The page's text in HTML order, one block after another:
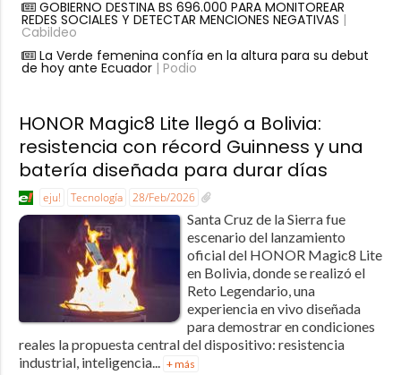
GOBIERNO DESTINA BS 696.000 PARA MONITOREAR
REDES SOCIALES Y DETECTAR MENCIONES NEGATIVAS |
Cabildeo
La Verde femenina confía en la altura para su debut
de hoy ante Ecuador| Podio
HONOR Magic8 Lite llegó a Bolivia:
resistencia con récord Guinness y una
batería diseñada para durar días
eju! Tecnología 28/Feb/2026
Santa Cruz de la Sierra fue
escenario del lanzamiento
oficial del HONOR Magic8 Lite
en Bolivia, donde se realizó el
Reto Legendario, una
experiencia en vivo diseñada
para demostrar en condiciones
reales la propuesta central del dispositivo: resistencia
industrial, inteligencia...
+ más